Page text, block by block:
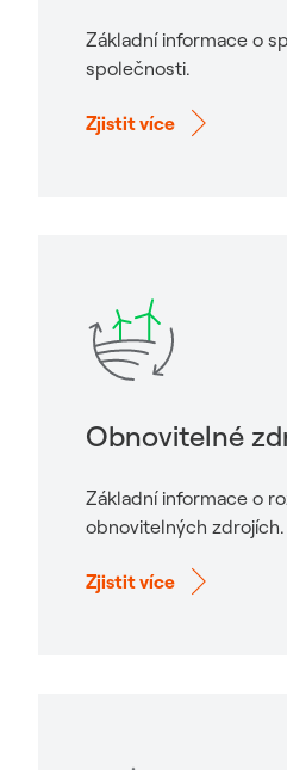
Základní informace o
společnosti.
Zjistit více
Obnovitelné
Základní informace o
obnovitelných zdrojích.
Zjistit více